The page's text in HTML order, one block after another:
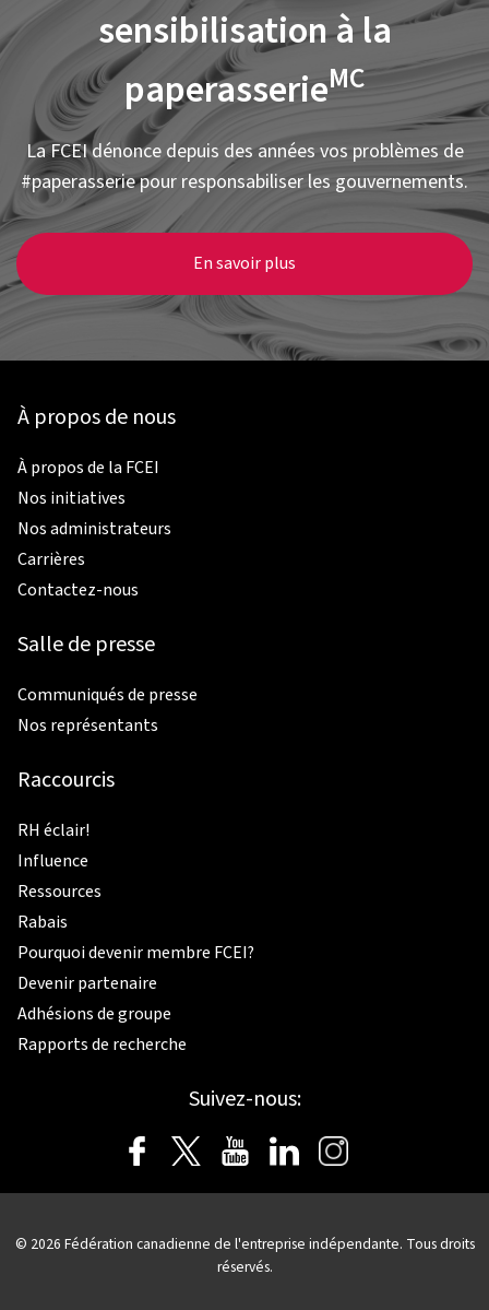
sensibilisation à la
paperasserieMC
La FCEI dénonce depuis des années vos problèmes de
#paperasserie pour responsabiliser les gouvernements.
En savoir plus
À propos de nous
À propos de la FCEI
Nos initiatives
Nos administrateurs
Carrières
Contactez-nous
Salle de presse
Communiqués de presse
Nos représentants
Raccourcis
RH éclair!
Influence
Ressources
Rabais
Pourquoi devenir membre FCEI?
Devenir partenaire
Adhésions de groupe
Rapports de recherche
Suivez-nous:
© 2026 Fédération canadienne de l'entreprise indépendante. Tous droits
réservés.